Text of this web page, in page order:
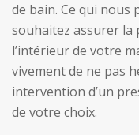
de bain. Ce qui nous
souhaitez assurer la
l’intérieur de votre
vivement de ne pas
intervention d’un
de votre choix.